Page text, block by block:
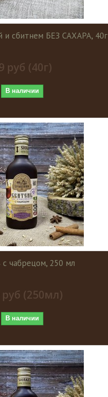
и сбитнем БЕЗ САХАРА, 40г
руб (40г)
В наличии
с чабрецом, 250 мл
руб (250мл)
В наличии